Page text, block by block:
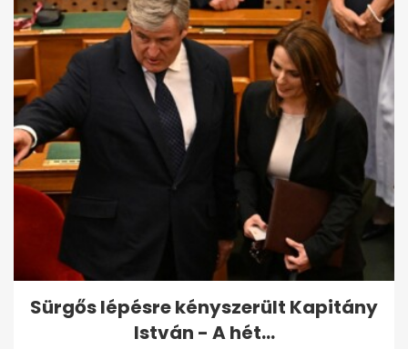
Sürgős lépésre kényszerült Kapitány
István - A hét...